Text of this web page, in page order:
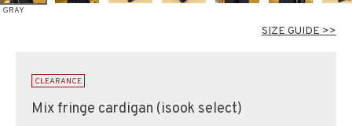
GRAY
SIZE GUIDE >>
CLEARANCE
Mix fringe cardigan (isook select)